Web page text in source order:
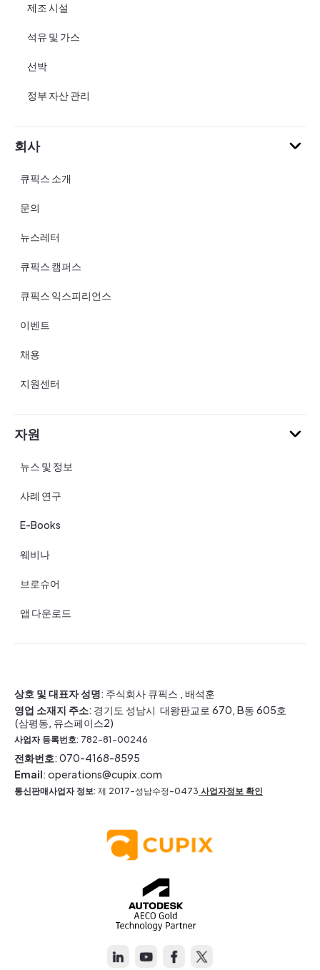
제조 시설
석유 및 가스
선박
정부 자산 관리
회사
큐픽스 소개
문의
뉴스레터
큐픽스 캠퍼스
큐픽스 익스피리언스
이벤트
채용
지원센터
자원
뉴스 및 정보
사례 연구
E-Books
웨비나
브로슈어
앱 다운로드
상호 및 대표자 성명: 주식회사 큐픽스 , 배석훈
영업 소재지 주소: 경기도 성남시 대왕판교로 670, B동 605호
(삼평동, 유스페이스2)
사업자 등록번호: 782-81-00246
전화번호: 070-4168-8595
Email: operations@cupix.com
통신판매사업자 정보: 제 2017-성남수정-0473 사업자정보 확인